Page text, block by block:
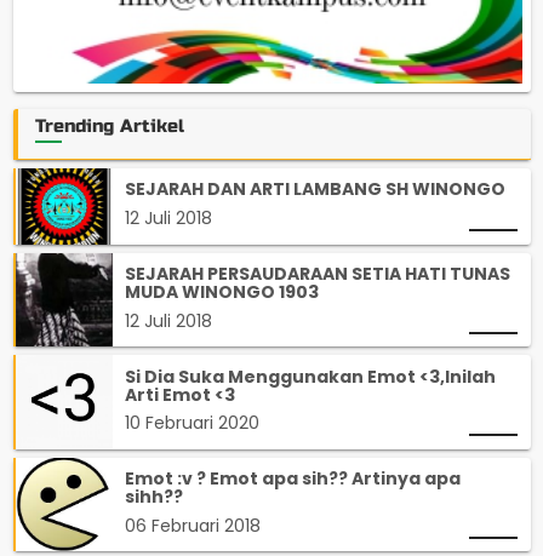
Trending Artikel
SEJARAH DAN ARTI LAMBANG SH WINONGO
12 Juli 2018
SEJARAH PERSAUDARAAN SETIA HATI TUNAS
MUDA WINONGO 1903
12 Juli 2018
Si Dia Suka Menggunakan Emot <3,Inilah
Arti Emot <3
10 Februari 2020
Emot :v ? Emot apa sih?? Artinya apa
sihh??
06 Februari 2018